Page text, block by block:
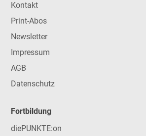
Kontakt
Print-Abos
Newsletter
Impressum
AGB
Datenschutz
Fortbildung
diePUNKTE:on